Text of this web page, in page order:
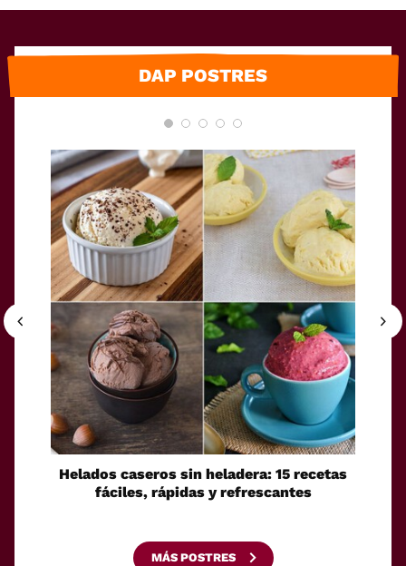
DAP POSTRES
Helados caseros sin heladera: 15 recetas
fáciles, rápidas y refrescantes
MÁS POSTRES